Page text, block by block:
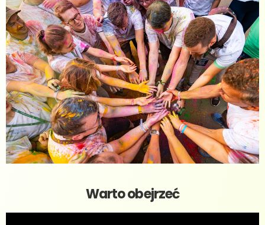
Warto obejrzeć